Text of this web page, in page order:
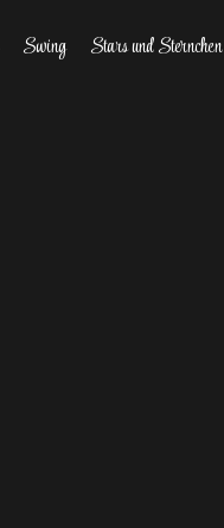
Swing Stars und Sternchen